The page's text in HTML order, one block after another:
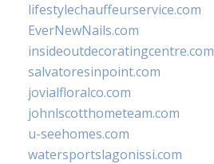
lifestylechauffeurservice.com
EverNewNails.com
insideoutdecoratingcentre.com
salvatoresinpoint.com
jovialfloralco.com
johnlscotthometeam.com
u-seehomes.com
watersportslagonissi.com